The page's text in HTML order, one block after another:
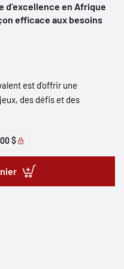
d’excellence en Afrique
efficace aux besoins
est d’offrir une
des défis et des
$